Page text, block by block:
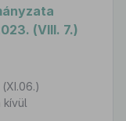
(VIII. 7.)